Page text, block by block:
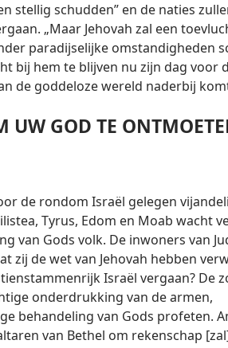
stellig schudden” en de naties
„Maar Jehovah zal een
paradijselijke omstandigheden
bij hem te blijven nu zijn dag voor
de goddeloze wereld naderbij
UW GOD TE
de rondom Israël gelegen
Tyrus, Edom en Moab wacht
van Gods volk. De inwoners van
zij de wet van Jehovah hebben
Israël vergaan? De
onderdrukking van de armen,
behandeling van Gods profeten.
van Bethel om rekenschap